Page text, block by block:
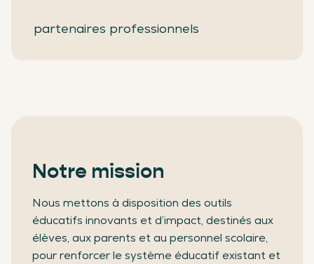
partenaires professionnels
Notre mission
Nous mettons à disposition des outils
éducatifs innovants et d’impact, destinés aux
élèves, aux parents et au personnel scolaire,
pour renforcer le système éducatif existant et